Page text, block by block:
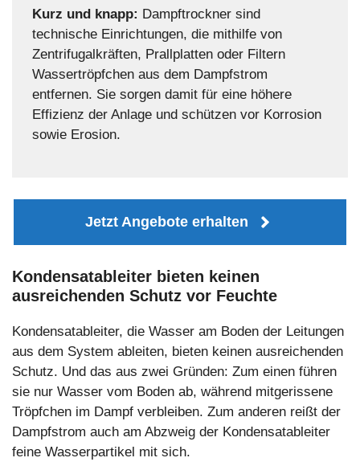
Kurz und knapp: Dampftrockner sind
technische Einrichtungen, die mithilfe von
Zentrifugalkräften, Prallplatten oder Filtern
Wassertröpfchen aus dem Dampfstrom
entfernen. Sie sorgen damit für eine höhere
Effizienz der Anlage und schützen vor Korrosion
sowie Erosion.
Jetzt Angebote erhalten
Kondensatableiter bieten keinen
ausreichenden Schutz vor Feuchte
Kondensatableiter, die Wasser am Boden der Leitungen
aus dem System ableiten, bieten keinen ausreichenden
Schutz. Und das aus zwei Gründen: Zum einen führen
sie nur Wasser vom Boden ab, während mitgerissene
Tröpfchen im Dampf verbleiben. Zum anderen reißt der
Dampfstrom auch am Abzweig der Kondensatableiter
feine Wasserpartikel mit sich.